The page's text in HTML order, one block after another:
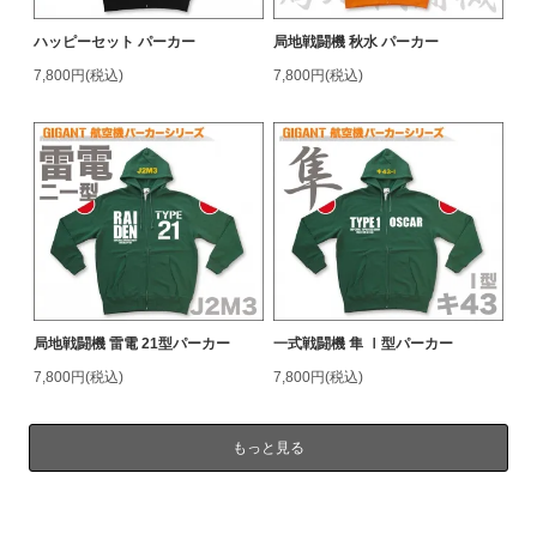
ハッピーセット パーカー
7,800円(税込)
局地戦闘機 秋水 パーカー
7,800円(税込)
局地戦闘機 雷電 21型パーカー
7,800円(税込)
一式戦闘機 隼 Ⅰ型パーカー
7,800円(税込)
もっと見る